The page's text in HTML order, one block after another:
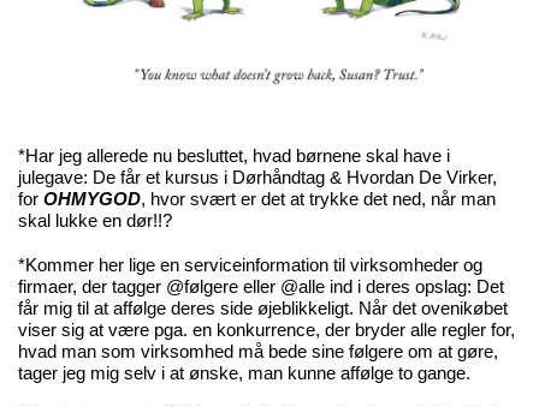
*Har jeg allerede nu besluttet, hvad børnene skal have i
julegave: De får et kursus i Dørhåndtag & Hvordan De Virker,
for OHMYGOD, hvor svært er det at trykke det ned, når man
skal lukke en dør!!?
*Kommer her lige en serviceinformation til virksomheder og
firmaer, der tagger @følgere eller @alle ind i deres opslag: Det
får mig til at affølge deres side øjeblikkeligt. Når det ovenikøbet
viser sig at være pga. en konkurrence, der bryder alle regler for,
hvad man som virksomhed må bede sine følgere om at gøre,
tager jeg mig selv i at ønske, man kunne affølge to gange.